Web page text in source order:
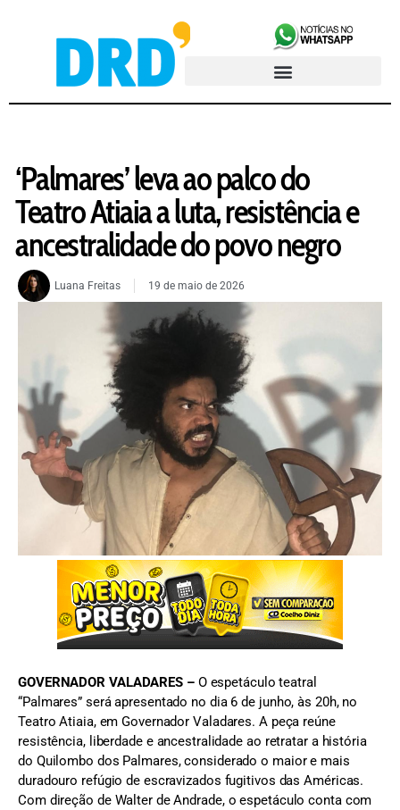
‘Palmares’ leva ao palco do
Teatro Atiaia a luta, resistência e
ancestralidade do povo negro
Luana Freitas 19 de maio de 2026
Geraldo de Castro - FOTO: Divulgação
GOVERNADOR VALADARES – O espetáculo teatral
“Palmares” será apresentado no dia 6 de junho, às 20h, no
Teatro Atiaia, em Governador Valadares. A peça reúne
resistência, liberdade e ancestralidade ao retratar a história
do Quilombo dos Palmares, considerado o maior e mais
duradouro refúgio de escravizados fugitivos das Américas.
Com direção de Walter de Andrade, o espetáculo conta com